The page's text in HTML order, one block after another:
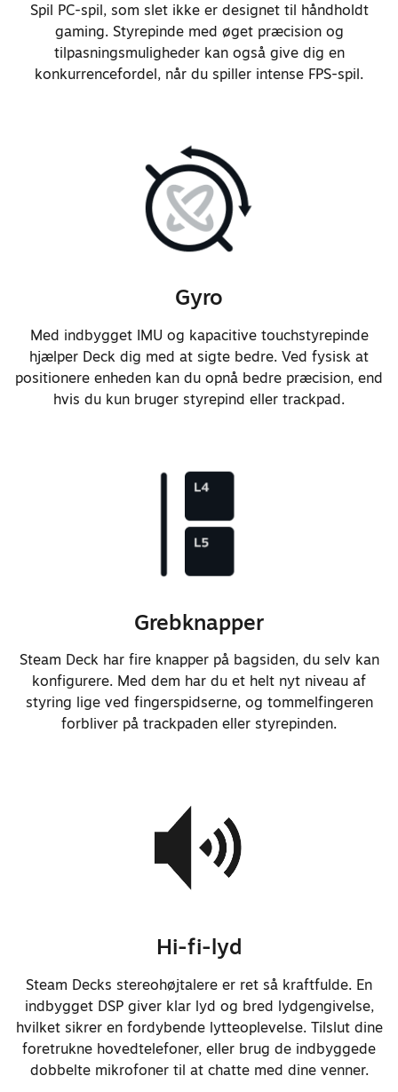
Justerede de analoge styrepindes
materiale for at forbedre
interaktionen med frontdækslet og
berøringsregistrering på de
analoge styrepinde
Forbedrede svartiden og den
taktile fornemmelse af
kontaktmekanismen for
Justerede retningsknappens
interaktioner
Omdesignede trackpad for bedre
kvalitet og kantregistrering
feedback på trackpads markant
Forbedrede batterikemien for
80% på blot 45 minutter
Ændrede opladningslyset til WRGB
Tilføjede understøttelse til
er tilsluttet en stikkontakt
Justerede længden på
strømforsyningskablet fra 1,5 m
Tilføjede logo på
strømforsyningen
Reducerede systemets samlede vægt
til ca. 640 g, eller ca. 5%
Spil PC-spil, som slet ikke er designet til håndholdt
gaming. Styrepinde med øget præcision og
tilpasningsmuligheder kan også give dig en
konkurrencefordel, når du spiller intense FPS-spil.
Gyro
Med indbygget IMU og kapacitive touchstyrepinde
hjælper Deck dig med at sigte bedre. Ved fysisk at
positionere enheden kan du opnå bedre præcision, end
hvis du kun bruger styrepind eller trackpad.
Grebknapper
Steam Deck har fire knapper på bagsiden, du selv kan
konfigurere. Med dem har du et helt nyt niveau af
styring lige ved fingerspidserne, og tommelfingeren
forbliver på trackpaden eller styrepinden.
Hi-fi-lyd
Steam Decks stereohøjtalere er ret så kraftfulde. En
indbygget DSP giver klar lyd og bred lydgengivelse,
hvilket sikrer en fordybende lytteoplevelse. Tilslut dine
foretrukne hovedtelefoner, eller brug de indbyggede
dobbelte mikrofoner til at chatte med dine venner.